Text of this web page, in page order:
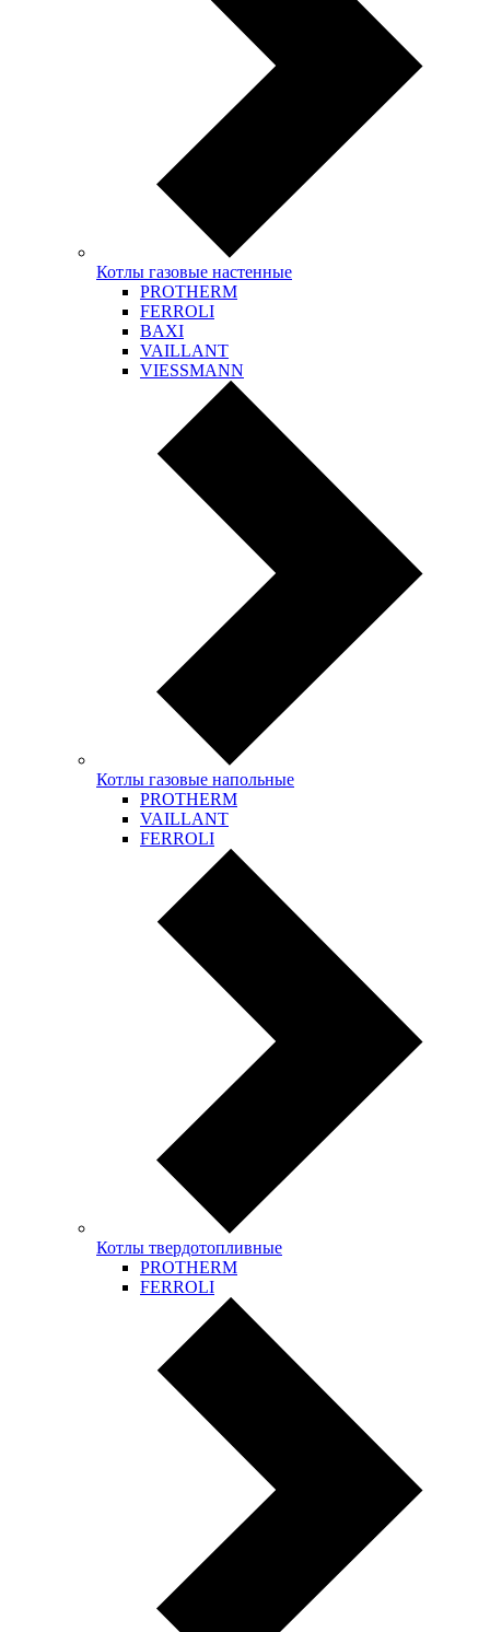
Котлы газовые настенные
PROTHERM
FERROLI
BAXI
VAILLANT
VIESSMANN
Котлы газовые напольные
PROTHERM
VAILLANT
FERROLI
Котлы твердотопливные
PROTHERM
FERROLI